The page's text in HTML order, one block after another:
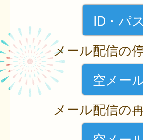
ID・パ
メール配信の
空メー
メール配信の